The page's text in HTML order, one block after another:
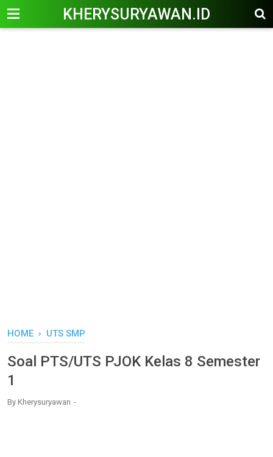
KHERYSURYAWAN.ID
HOME › UTS SMP
Soal PTS/UTS PJOK Kelas 8 Semester
1
By Kherysuryawan